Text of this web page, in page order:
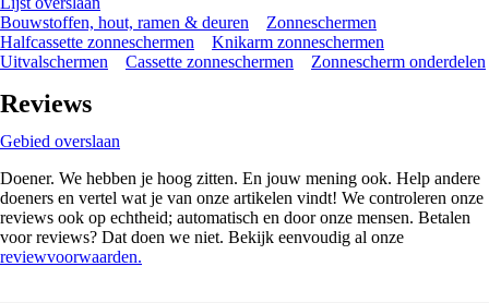
Bouwstoffen, hout, ramen & deuren
Zonneschermen
Halfcassette zonneschermen
Knikarm zonneschermen
Uitvalschermen
Cassette zonneschermen Zonnescherm onderdelen
Reviews
Gebied overslaan
Doener. We hebben je hoog zitten. En jouw mening ook. Help andere
doeners en vertel wat je van onze artikelen vindt! We controleren onze
reviews ook op echtheid; automatisch en door onze mensen. Betalen
voor reviews? Dat doen we niet. Bekijk eenvoudig al onze
reviewvoorwaarden.